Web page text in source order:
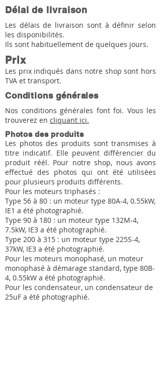
Délai de livraison
Les délais de livraison sont à définir selon
les disponibilités.
Ils sont habituellement de quelques jours.
Prix
Les prix indiqués dans notre shop sont hors
TVA et transport.
Conditions générales
Nos conditions générales font foi. Vous les
trouverez en cliquant ici.
Photos des produits
Les photos des produits sont transmises à
titre indicatif. Elle peuvent différencier du
produit réél. Pour notre shop, nous avons
effectué des photos qui ont été utilisées
pour plusieurs produits différents.
Pour les moteurs triphasés :
Type 56 à 80 : un moteur type 80A-4, 0.55kW,
IE1 a été photographié.
Type 90 à 180 : un moteur type 132M-4,
7.5kW, IE3 a été photographié.
Type 200 à 315 : un moteur type 225S-4,
37kW, IE3 a été photographié.
Pour les moteurs monophasé, un moteur
monophasé à démarage standard, type 80B-
4, 0.55kW a été photographié.
Pour les condensateur, un condensateur de
25uF a été photographié.